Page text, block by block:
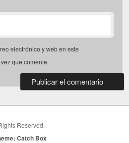
electrónico y web en este
que comente.
Reserved.
Catch Box